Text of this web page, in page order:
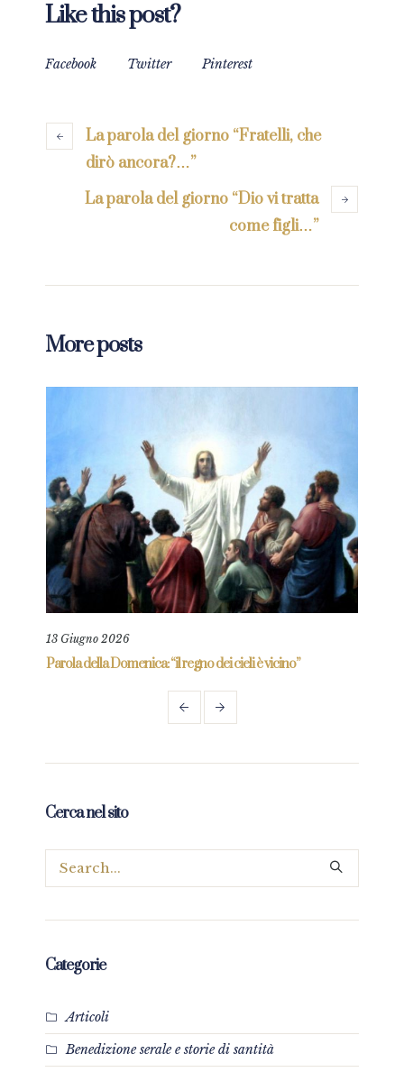
Like this post?
Facebook Twitter Pinterest
La parola del giorno “Fratelli, che
dirò ancora?…”
La parola del giorno “Dio vi tratta
come figli…”
More posts
13 Giugno 2026
Parola della Domenica: “il regno dei cieli è vicino”
Cerca nel sito
Categorie
Articoli
Benedizione serale e storie di santità